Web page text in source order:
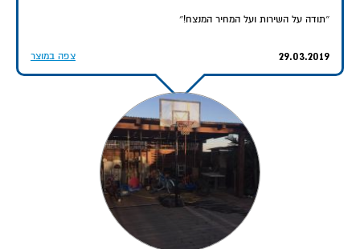
אנו במוצב תותחנים בשומרה שבצפון מודים לעמותת "ישר לחייל" ולאתר יגל
והאימונים אנחנו עושים כיף חיים!